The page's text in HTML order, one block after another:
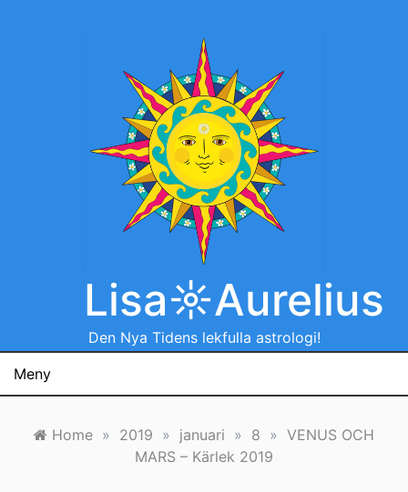
Lisa☼Aurelius
Den Nya Tidens lekfulla astrologi!
Meny
Home » 2019 » januari » 8 » VENUS OCH
MARS – Kärlek 2019